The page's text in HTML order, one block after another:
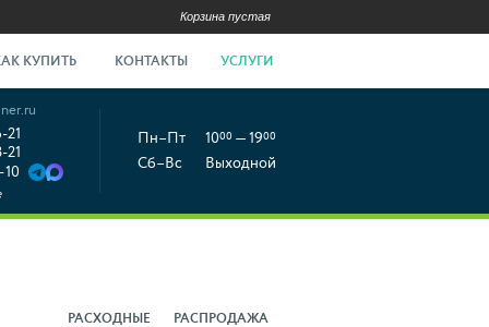
Корзина пустая
КУПИТЬ КОНТАКТЫ УСЛУГИ
21
21
10
Пн–Пт 1000 — 1900
Сб–Вс Выходной
РАСХОДНЫЕ
РАСПРОДАЖА